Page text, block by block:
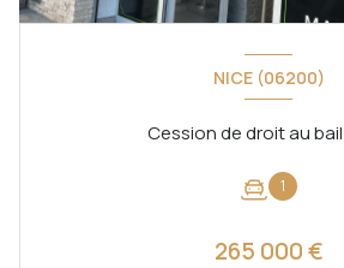
NICE (06200)
1
265 000 €